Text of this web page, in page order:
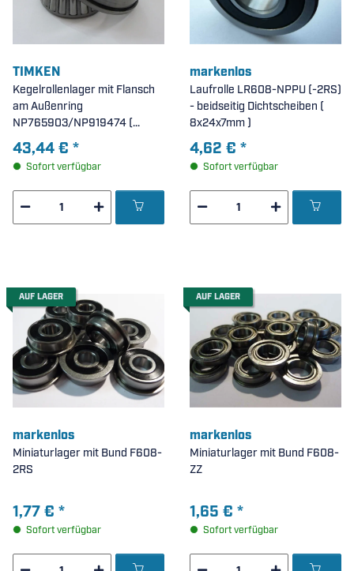
TIMKEN
Kegelrollenlager mit Flansch
am Außenring
NP765903/NP919474 (
30x55x7mm )
43,44 € *
Sofort verfügbar
markenlos
Laufrolle LR608-NPPU (-2RS)
- beidseitig Dichtscheiben (
8x24x7mm )
4,62 € *
Sofort verfügbar
AUF LAGER
markenlos
Miniaturlager mit Bund F608-
2RS
1,77 € *
Sofort verfügbar
AUF LAGER
markenlos
Miniaturlager mit Bund F608-
ZZ
1,65 € *
Sofort verfügbar